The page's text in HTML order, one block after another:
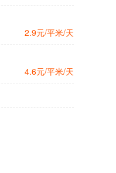
2.9元/平米/天
4.6元/平米/天